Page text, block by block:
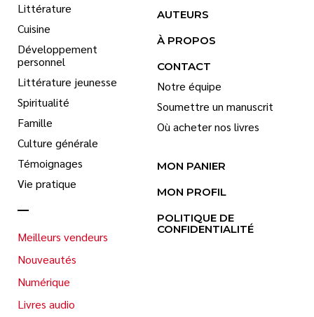
Littérature
Cuisine
Développement
personnel
Littérature jeunesse
Spiritualité
Famille
Culture générale
Témoignages
Vie pratique
Meilleurs vendeurs
Nouveautés
Numérique
Livres audio
AUTEURS
À PROPOS
CONTACT
Notre équipe
Soumettre un manuscrit
Où acheter nos livres
MON PANIER
MON PROFIL
POLITIQUE DE
CONFIDENTIALITÉ